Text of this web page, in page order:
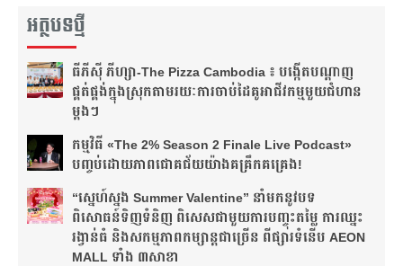
អត្ថបទថ្មី
ធីភីស៊ី ភីហ្សា-The Pizza Cambodia ៖ បង្កើត​បណ្តាញ​
ផ្គត់ផ្គង់​ក្នុង​ស្រុក​តាមរយៈ​ការ​ចាប់​ដៃ​គូ​អាជីវកម្ម​មួយ​ជំហាន​
ម្តងៗ​
កម្មវិធី «The 2% Season 2 Finale Live Podcast»
បញ្ចប់ដោយភាពជោគជ័យយ៉ាងគគ្រឹកគគ្រេង!
“ស្នេហ៍ស្នង Summer Valentine” នាំមកនូវបទ
ពិសោធន៍ទិញទំនិញ ពិសេសជាមួយការបញ្ចុះតម្លៃ ការឈ្នះ
រង្វាន់ធំ និងសកម្មភាពកម្សាន្តជាច្រើន ពីផ្សារទំនើប AEON
MALL ទាំង ៣សាខា